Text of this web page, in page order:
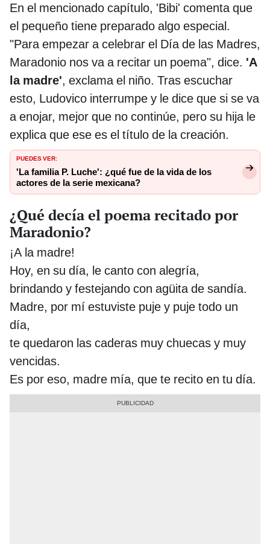
En el mencionado capítulo, 'Bibi' comenta que
el pequeño tiene preparado algo especial.
"Para empezar a celebrar el Día de las Madres,
Maradonio nos va a recitar un poema", dice. 'A
la madre', exclama el niño. Tras escuchar
esto, Ludovico interrumpe y le dice que si se va
a enojar, mejor que no continúe, pero su hija le
explica que ese es el título de la creación.
PUEDES VER:
'La familia P. Luche': ¿qué fue de la vida de los
actores de la serie mexicana?
¿Qué decía el poema recitado por
Maradonio?
¡A la madre!
Hoy, en su día, le canto con alegría,
brindando y festejando con agüita de sandía.
Madre, por mí estuviste puje y puje todo un
día,
te quedaron las caderas muy chuecas y muy
vencidas.
Es por eso, madre mía, que te recito en tu día.